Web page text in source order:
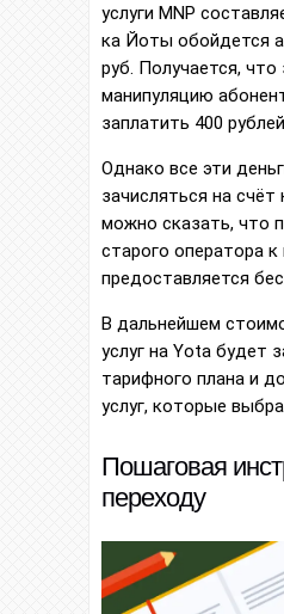
услуги MNP
ка Йоты обойдется
руб. Получается, что
манипуляцию
заплатить 400
Однако все эти
зачисляться на счёт
можно сказать, что
старого оператора
предоставляется
В дальнейшем
услуг на Yota будет
тарифного плана и
услуг, которые
Пошаговая
переходу